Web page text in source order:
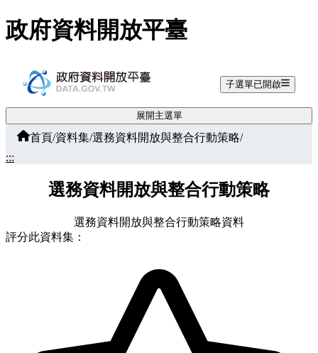
跳至主要內容
政府資料開放平臺
子選單已開啟
展開主選單
首頁/資料集/選務資料開放與整合行動策略/
:::
選務資料開放與整合行動策略
選務資料開放與整合行動策略資料
評分此資料集：